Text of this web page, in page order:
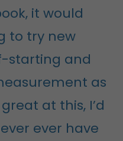
it would
to try new
starting and
as
at this, I’d
ever have